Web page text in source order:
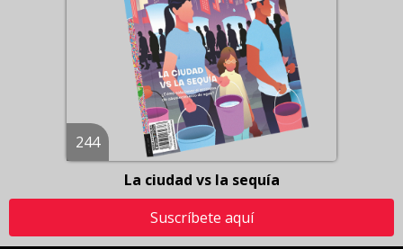
244
La ciudad vs la sequía
Suscríbete aquí